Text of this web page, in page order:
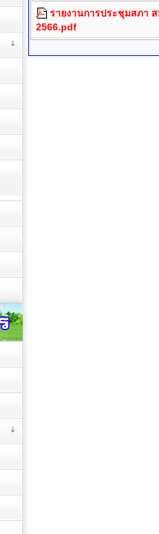
รายงานการประชุมสภา
2566.pdf